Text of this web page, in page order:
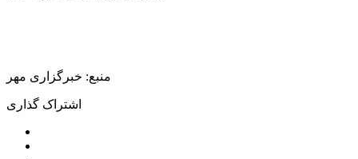
منبع: خبرگزاری مهر
اشتراک گذاری